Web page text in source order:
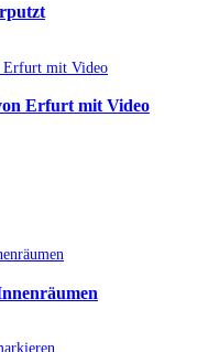
Erfurt mit Video